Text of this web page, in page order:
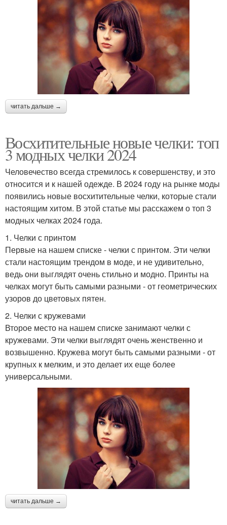
читать дальше →
Восхитительные новые челки: топ
3 модных челки 2024
Человечество всегда стремилось к совершенству, и это
относится и к нашей одежде. В 2024 году на рынке моды
появились новые восхитительные челки, которые стали
настоящим хитом. В этой статье мы расскажем о топ 3
модных челках 2024 года.
1. Челки с принтом
Первые на нашем списке - челки с принтом. Эти челки
стали настоящим трендом в моде, и не удивительно,
ведь они выглядят очень стильно и модно. Принты на
челках могут быть самыми разными - от геометрических
узоров до цветовых пятен.
2. Челки с кружевами
Второе место на нашем списке занимают челки с
кружевами. Эти челки выглядят очень женственно и
возвышенно. Кружева могут быть самыми разными - от
крупных к мелким, и это делает их еще более
универсальными.
читать дальше →